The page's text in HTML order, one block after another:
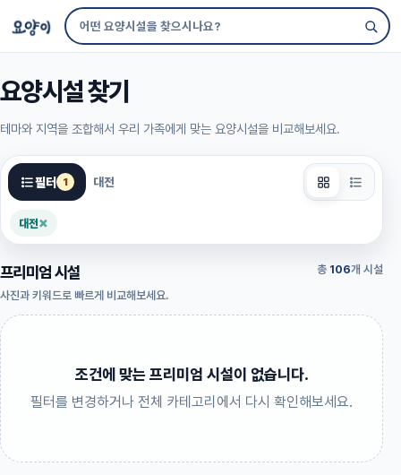
요양시설 찾기
테마와 지역을 조합해서 우리 가족에게 맞는 요양시설을 비교해보세요.
필터 1 대전
대전×
프리미엄 시설
사진과 키워드로 빠르게 비교해보세요.
총 106개 시설
조건에 맞는 프리미엄 시설이 없습니다.
필터를 변경하거나 전체 카테고리에서 다시 확인해보세요.